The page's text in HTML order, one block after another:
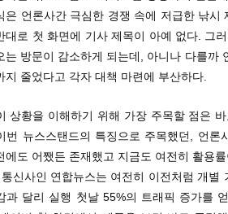
은 언론사간 극심한 경쟁 속에 저급한 낚
대로 첫 화면에 기사 제목이 아예 없다. 그
는 방문이 감소하게 되는데, 아니나 다를까
지 줄었다고 각자 대책 마련에 부산하다.
상황을 이해하기 위해 가장 주목할 점은 바
번 뉴스스탠드의 특징으로 주목했던, 언론
에도 어쨌든 존재했고 지금도 여전히 활용
신사인 연합뉴스는 여전히 이전처럼 개별
과 달리 실행 첫날 55%의 트래픽 증가를